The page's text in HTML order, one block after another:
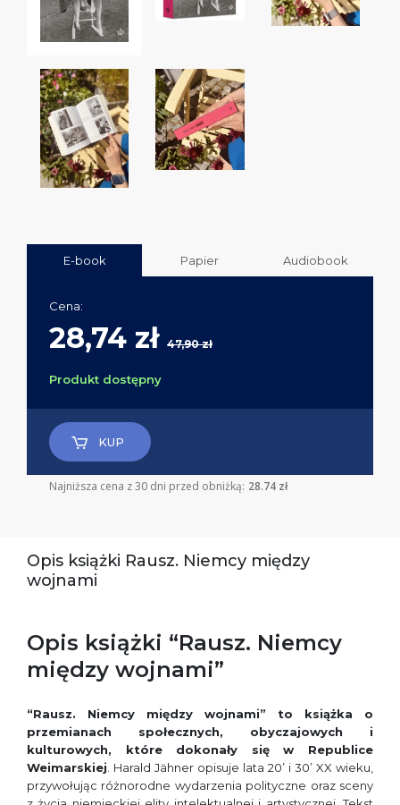
E-book Papier Audiobook
Cena:
28,74 zł 47,90 zł
Produkt dostępny
KUP
Najniższa cena z 30 dni przed obniżką: 28.74 zł
Opis książki Rausz. Niemcy między
wojnami
Opis książki “Rausz. Niemcy
między wojnami”
“Rausz. Niemcy między wojnami” to książka o
przemianach społecznych, obyczajowych i
kulturowych, które dokonały się w Republice
Weimarskiej . Harald Jähner opisuje lata 20’ i 30’ XX wieku,
przywołując różnorodne wydarzenia polityczne oraz sceny